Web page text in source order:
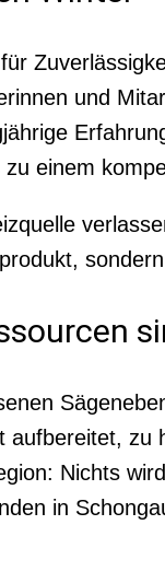
und
einem
aufbereitet,
Nichts
in